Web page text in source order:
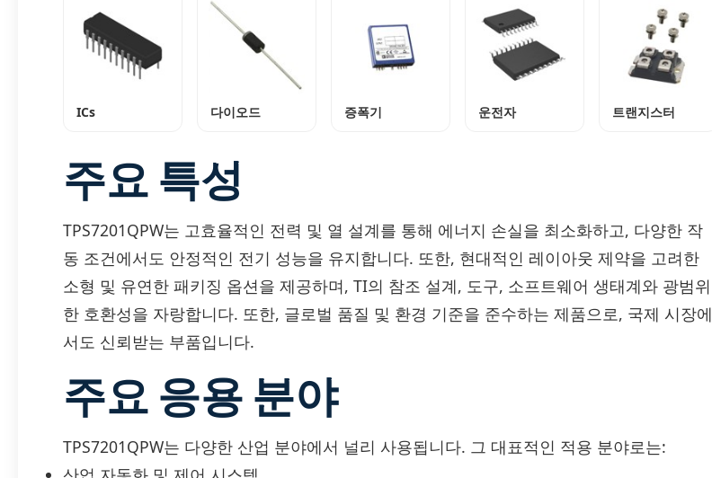
ICs 다이오드 증폭기 운전자 트랜지스터
주요 특성
TPS7201QPW는 고효율적인 전력 및 열 설계를 통해 에너지 손실을 최소화하고, 다양한 작
동 조건에서도 안정적인 전기 성능을 유지합니다. 또한, 현대적인 레이아웃 제약을 고려한
소형 및 유연한 패키징 옵션을 제공하며, TI의 참조 설계, 도구, 소프트웨어 생태계와 광범위
한 호환성을 자랑합니다. 또한, 글로벌 품질 및 환경 기준을 준수하는 제품으로, 국제 시장에
서도 신뢰받는 부품입니다.
주요 응용 분야
TPS7201QPW는 다양한 산업 분야에서 널리 사용됩니다. 그 대표적인 적용 분야로는: